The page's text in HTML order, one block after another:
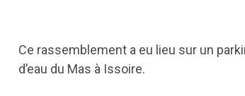
Ce rassemblement a eu lieu sur un
d’eau du Mas à Issoire.